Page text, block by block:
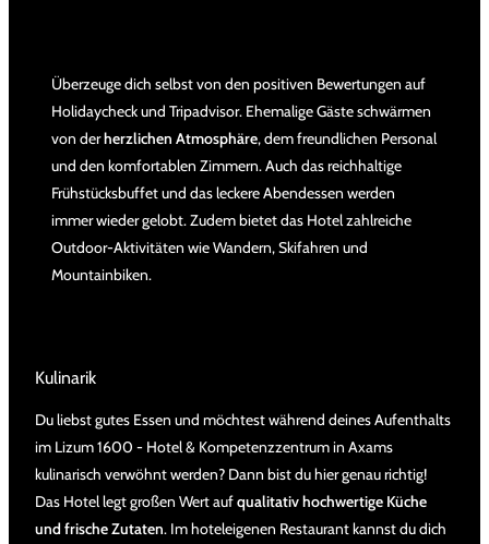
Überzeuge dich selbst von den positiven Bewertungen auf
Holidaycheck und Tripadvisor. Ehemalige Gäste schwärmen
von derherzlichen Atmosphäre, dem freundlichen Personal
und den komfortablen Zimmern. Auch das reichhaltige
Frühstücksbuffet und das leckere Abendessen werden
immer wieder gelobt. Zudem bietet das Hotel zahlreiche
Outdoor-Aktivitäten wie Wandern, Skifahren und
Mountainbiken.
Kulinarik
Du liebst gutes Essen und möchtest während deines Aufenthalts
im Lizum 1600 - Hotel & Kompetenzzentrum in Axams
kulinarisch verwöhnt werden? Dann bist du hier genau richtig!
Das Hotel legt großen Wert aufqualitativ hochwertige Küche
und frische Zutaten. Im hoteleigenen Restaurant kannst du dich